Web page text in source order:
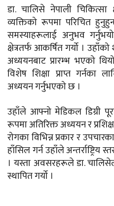
डा. चालिसे नेपाली चिकित्सा
व्यक्तिको रूपमा परिचित
समस्याहरूलाई अनुभव
क्षेत्रतर्फ आकर्षित गर्यो ।
अध्ययनबाट प्रारम्भ भएको
विशेष शिक्षा प्राप्त गर्नका
अध्ययन गर्नुभएको छ ।
उहाँले आफ्नो मेडिकल डिग्री
रूपमा अतिरिक्त अध्ययन र
रोगका विभिन्न प्रकार र
हाँसिल गर्न उहाँले अन्तर्राष्ट्रिय
। यस्ता अवसरहरूले डा.
स्थापित गर्यो ।